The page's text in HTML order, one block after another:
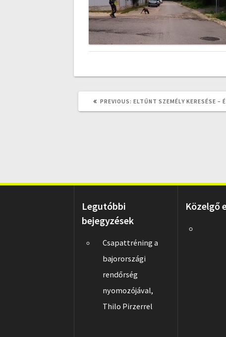
PREVIOUS: PREVIOUS
ELTŰNT SZEMÉLY KERESÉSE –
Legutóbbi
bejegyzések
Csapattréning a
bajorországi
rendőrség
nyomozójával,
Thilo Pirzerrel
Közelgő